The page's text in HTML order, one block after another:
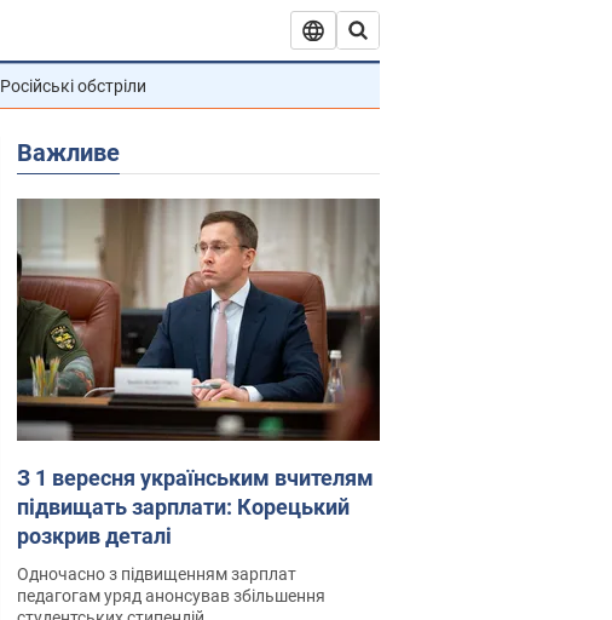
Російські обстріли
Важливе
З 1 вересня українським вчителям
підвищать зарплати: Корецький
розкрив деталі
Одночасно з підвищенням зарплат
педагогам уряд анонсував збільшення